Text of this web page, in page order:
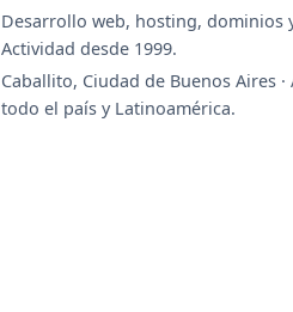
Desarrollo web, hosting, dominios
Actividad desde 1999.
Caballito, Ciudad de Buenos Aires
todo el país y Latinoamérica.